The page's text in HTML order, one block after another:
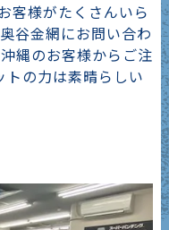
客様がたくさんいら
谷金網にお問い合わ
縄のお客様からご注
の力は素晴らしい